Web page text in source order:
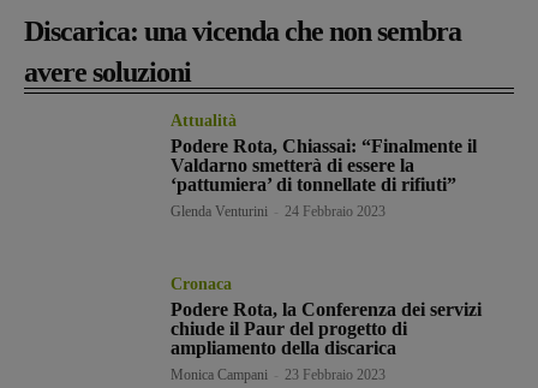
Discarica: una vicenda che non sembra
avere soluzioni
Attualità
Podere Rota, Chiassai: “Finalmente il
Valdarno smetterà di essere la
‘pattumiera’ di tonnellate di rifiuti”
Glenda Venturini 24 Febbraio 2023
Cronaca
Podere Rota, la Conferenza dei servizi
chiude il Paur del progetto di
ampliamento della discarica
Monica Campani 23 Febbraio 2023